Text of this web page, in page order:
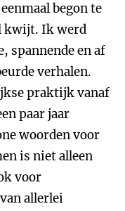
begon te
kwijt. Ik werd
spannende en af
verhalen.
praktijk vanaf
paar jaar
woorden voor
is niet alleen
voor
allerlei